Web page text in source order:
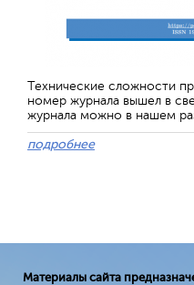
Технические сложности
номер журнала вышел в
журнала можно в нашем
подробнее
Материалы сайта